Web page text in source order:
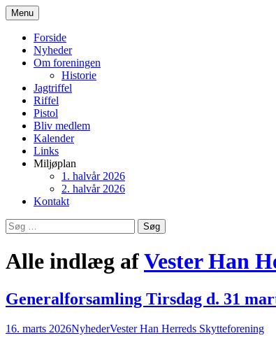
Hop
til
indhold
Vester Han Herreds
Menu
Forside
Nyheder
Om foreningen
Historie
Jagtriffel
Riffel
Pistol
Bliv medlem
Kalender
Links
Miljøplan
1. halvår 2026
2. halvår 2026
Kontakt
Søg
efter:
Alle indlæg afVester Han
Generalforsamling Tirsdag d. 31
16. marts 2026NyhederVester Han Herreds Skytteforening